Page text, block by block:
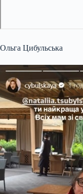
Ольга Цибульська